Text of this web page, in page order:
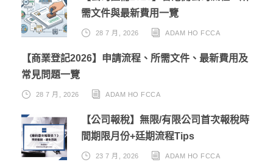
需文件與最新費用一覽
28 7 月, 2026 ADAM HO FCCA
【商業登記2026】申請流程、所需文件、最新費用及
常見問題一覽
28 7 月, 2026 ADAM HO FCCA
【公司報稅】無限/有限公司首次報稅時
間期限月份+廷期流程Tips
23 7 月, 2026 ADAM HO FCCA